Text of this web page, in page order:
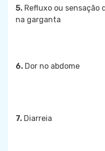
5. Refluxo ou sensação
na garganta
6. Dor no abdome
7. Diarreia